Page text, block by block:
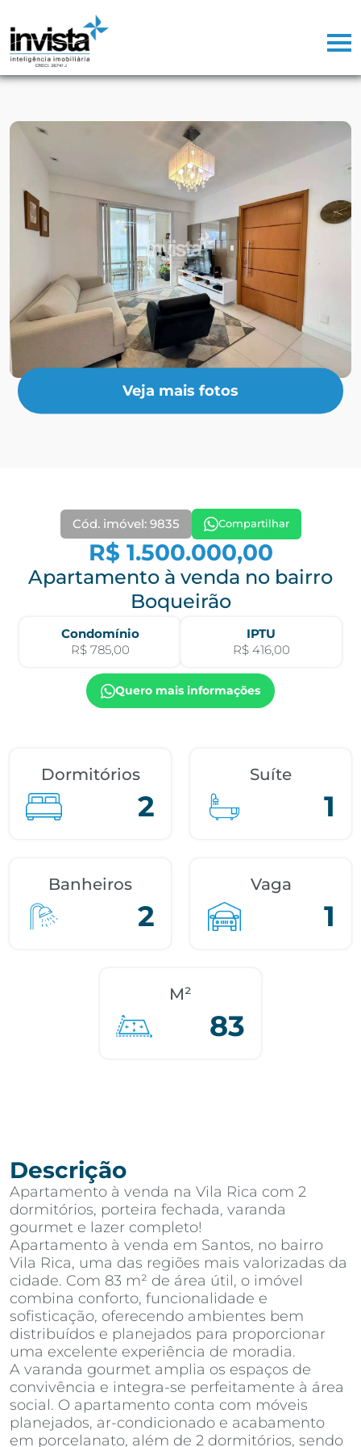
Veja mais fotos
Cód. imóvel: 9835 Compartilhar
R$ 1.500.000,00
Apartamento à venda no bairro
Boqueirão
Condomínio
R$ 785,00
IPTU
R$ 416,00
Quero mais informações
Dormitórios
2
Suíte
1
Banheiros
2
Vaga
1
M²
83
Descrição
Apartamento à venda na Vila Rica com 2
dormitórios, porteira fechada, varanda
gourmet e lazer completo!
Apartamento à venda em Santos, no bairro
Vila Rica, uma das regiões mais valorizadas da
cidade. Com 83 m² de área útil, o imóvel
combina conforto, funcionalidade e
sofisticação, oferecendo ambientes bem
distribuídos e planejados para proporcionar
uma excelente experiência de moradia.
A varanda gourmet amplia os espaços de
convivência e integra-se perfeitamente à área
social. O apartamento conta com móveis
planejados, ar-condicionado e acabamento
em porcelanato, além de 2 dormitórios, sendo